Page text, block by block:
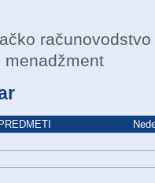
računovodstvo
menadžment
PREDMETI